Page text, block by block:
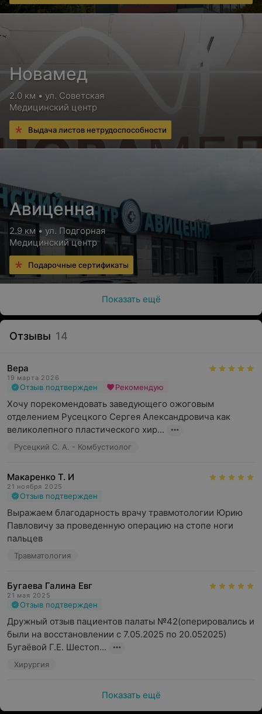
Новамед
2.0 км • ул. Советская
Медицинский центр
Выдача листов нетрудоспособности
Авиценна
2.9 км • ул. Подгорная
Медицинский центр
Подарочные сертификаты
Показать ещё
Отзывы 14
Вера
19 марта 2026
Отзыв подтвержден Рекомендую
Хочу порекомендовать заведующего ожоговым
отделением Русецкого Сергея Александровича как
великолепного пластического хир...
Русецкий С. А. - Комбустиолог
Макаренко Т. И
21 ноября 2025
Отзыв подтвержден
Выражаем благодарность врачу травмотологии Юрию
Павловичу за проведенную операцию на стопе ноги
пальцев
Травматология
Бугаева Галина Евг
21 мая 2025
Отзыв подтвержден
Дружный отзыв пациентов палаты №42(оперировались и
были на восстановлении с 7.05.2025 по 20.052025)
Бугаёвой Г.Е. Шестоп...
Хирургия
Показать ещё